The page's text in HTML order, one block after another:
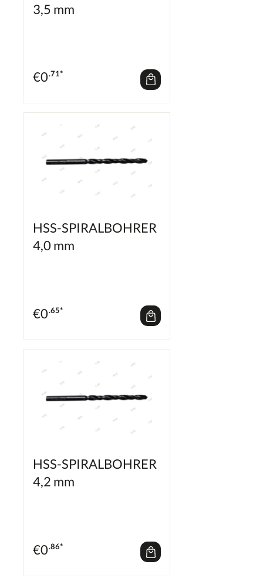
3,5 mm
€0.71*
HSS-SPIRALBOHRER
4,0 mm
€0.65*
HSS-SPIRALBOHRER
4,2 mm
€0.86*